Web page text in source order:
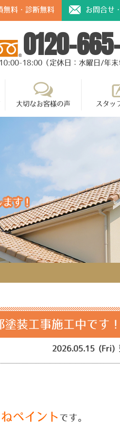
無料・診断無料 お問合せ
0120-
18:00（定休日：水曜日/年末
大切なお客様の声 スタッ
ます！
装工事施工中です！
2026.05.15 (Fri)
ペイント です。